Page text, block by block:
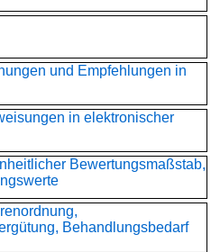
und Empfehlungen in
in elektronischer
Bewertungsmaßstab,
Behandlungsbedarf